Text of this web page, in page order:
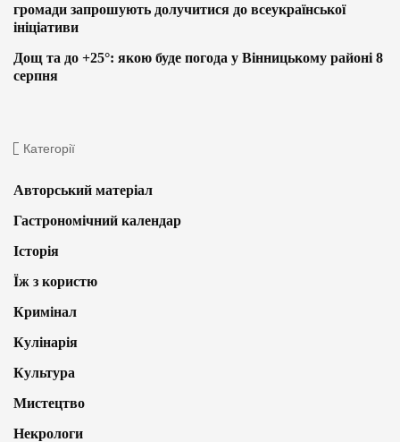
громади запрошують долучитися до всеукраїнської
ініціативи
Дощ та до +25°: якою буде погода у Вінницькому районі 8
серпня
Категорії
Авторський матеріал
Гастрономічний календар
Історія
Їж з користю
Кримінал
Кулінарія
Культура
Мистецтво
Некрологи